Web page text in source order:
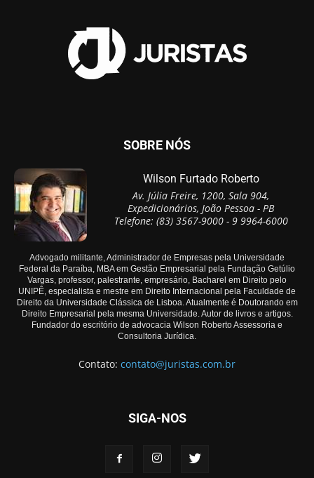
SOBRE NÓS
Wilson Furtado Roberto
Av. Júlia Freire, 1200, Sala 904,
Expedicionários, João Pessoa - PB
Telefone: (83) 3567-9000 - 9 9964-6000
Advogado militante, Administrador de Empresas pela Universidade
Federal da Paraíba, MBA em Gestão Empresarial pela Fundação Getúlio
Vargas, professor, palestrante, empresário, Bacharel em Direito pelo
UNIPÊ, especialista e mestre em Direito Internacional pela Faculdade de
Direito da Universidade Clássica de Lisboa. Atualmente é Doutorando em
Direito Empresarial pela mesma Universidade. Autor de livros e artigos.
Fundador do escritório de advocacia Wilson Roberto Assessoria e
Consultoria Jurídica.
Contato: contato@juristas.com.br
SIGA-NOS